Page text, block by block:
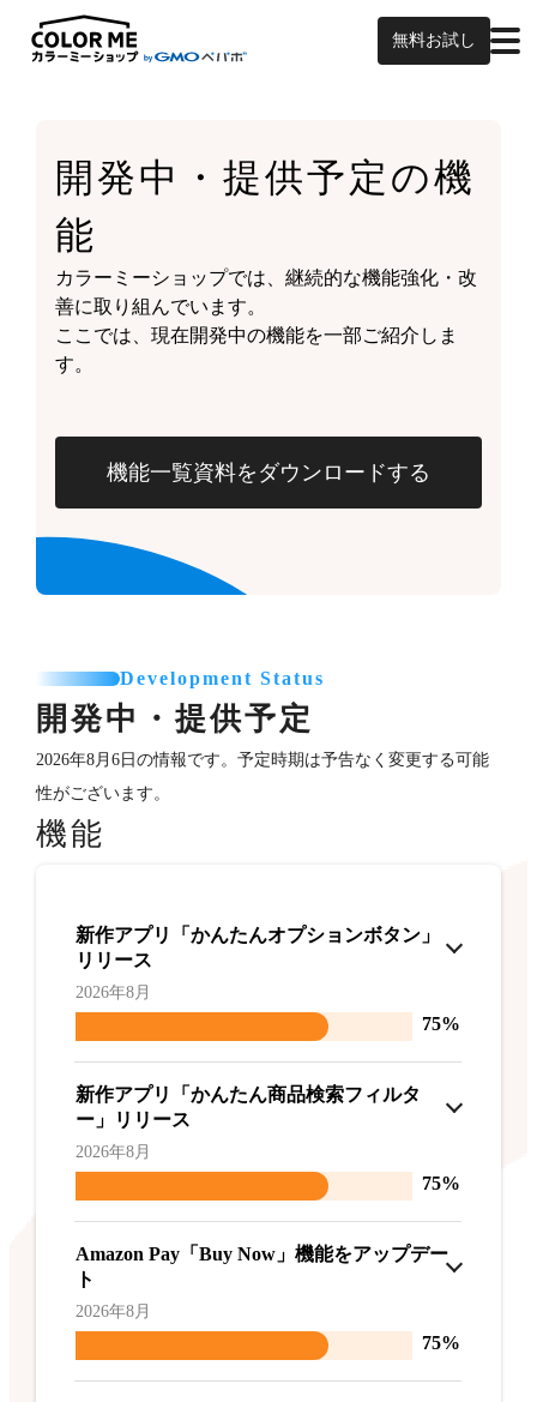
無料お試し
開発中・提供予定の機
能
カラーミーショップでは、継続的な機能強化・改
善に取り組んでいます。
ここでは、現在開発中の機能を一部ご紹介しま
す。
機能一覧資料をダウンロードする
Development Status
開発中・提供予定
2026年8月6日の情報です。予定時期は予告なく変更する可能
性がございます。
機能
新作アプリ「かんたんオプションボタン」
リリース
2026年8月
75%
新作アプリ「かんたん商品検索フィルタ
ー」リリース
2026年8月
75%
Amazon Pay「Buy Now」機能をアップデー
ト
2026年8月
75%